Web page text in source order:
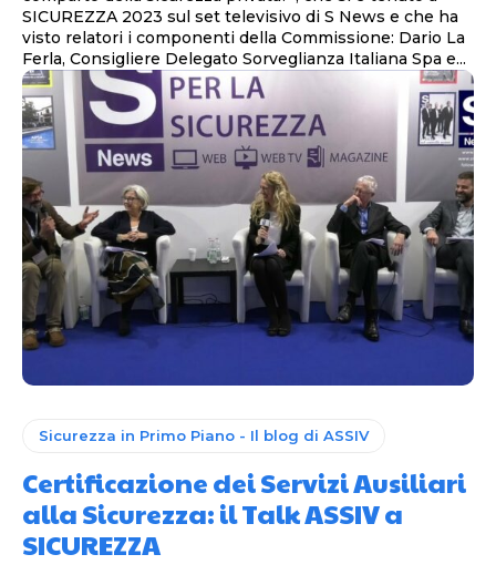
SICUREZZA 2023 sul set televisivo di S News e che ha
visto relatori i componenti della Commissione: Dario La
Ferla, Consigliere Delegato Sorveglianza Italiana Spa e...
Sicurezza in Primo Piano - Il blog di ASSIV
Certificazione dei Servizi Ausiliari
alla Sicurezza: il Talk ASSIV a
SICUREZZA